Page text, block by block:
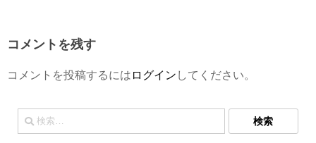
コメントを残す
コメントを投稿するには ログイン してください。
検
索: